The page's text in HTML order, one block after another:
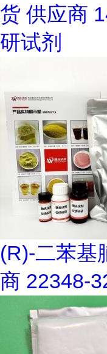
货 供应商
研试剂
(R)-二苯基
商 22348-